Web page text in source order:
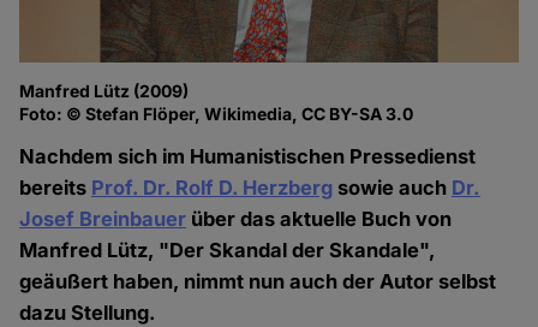
Manfred Lütz (2009)
Foto: © Stefan Flöper, Wikimedia, CC BY-SA 3.0
Nachdem sich im Humanistischen Pressedienst
bereits Prof. Dr. Rolf D. Herzberg sowie auch Dr.
Josef Breinbauer über das aktuelle Buch von
Manfred Lütz, "Der Skandal der Skandale",
geäußert haben, nimmt nun auch der Autor selbst
dazu Stellung.